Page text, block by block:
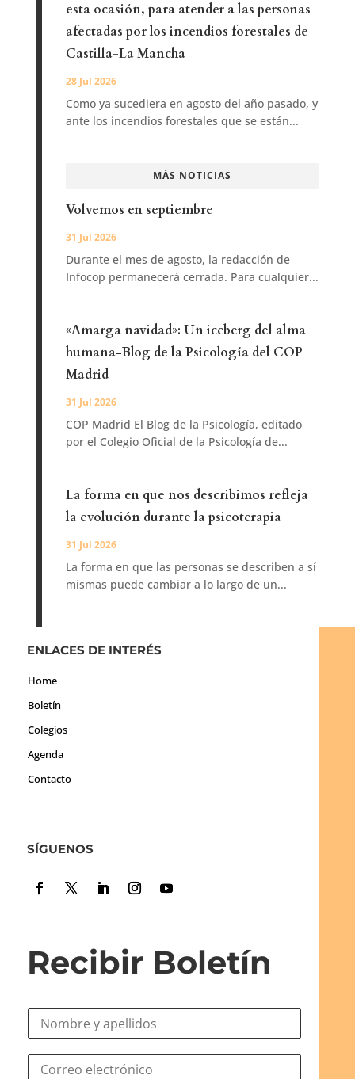
esta ocasión, para atender a las personas
afectadas por los incendios forestales de
Castilla-La Mancha
28 Jul 2026
Como ya sucediera en agosto del año pasado, y
ante los incendios forestales que se están...
MÁS NOTICIAS
Volvemos en septiembre
31 Jul 2026
Durante el mes de agosto, la redacción de
Infocop permanecerá cerrada. Para cualquier...
«Amarga navidad»: Un iceberg del alma
humana-Blog de la Psicología del COP
Madrid
31 Jul 2026
COP Madrid El Blog de la Psicología, editado
por el Colegio Oficial de la Psicología de...
La forma en que nos describimos refleja
la evolución durante la psicoterapia
31 Jul 2026
La forma en que las personas se describen a sí
mismas puede cambiar a lo largo de un...
ENLACES DE INTERÉS
Home
Boletín
Colegios
Agenda
Contacto
SÍGUENOS
Recibir Boletín
N
*
C